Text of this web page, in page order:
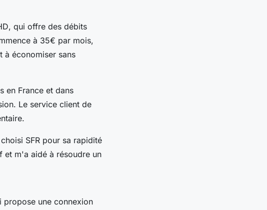
, qui offre des débits
à 35€ par mois,
à économiser sans
en France et dans
Le service client de
SFR pour sa rapidité
et m'a aidé à résoudre un
propose une connexion